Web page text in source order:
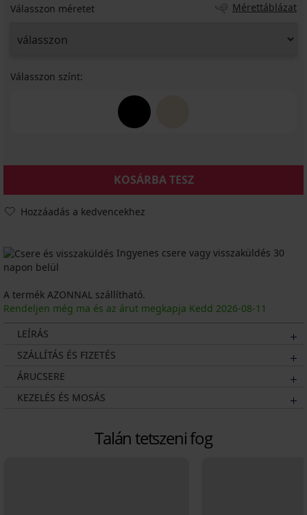
Válasszon méretet Mérettáblázat
Válasszon színt:
KOSÁRBA TESZ
Hozzáadás a kedvencekhez
Ingyenes csere vagy visszaküldés 30
napon belül
A termék AZONNAL szállítható.
Rendeljen még ma és az árut megkapja Kedd 2026-08-11
LEÍRÁS
SZÁLLÍTÁS ÉS FIZETÉS
ÁRUCSERE
KEZELÉS ÉS MOSÁS
Talán tetszeni fog